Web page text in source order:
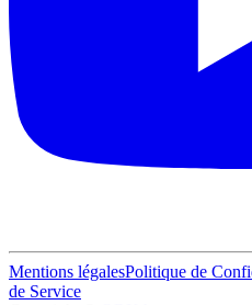
Mentions légalesPolitique de
de Service